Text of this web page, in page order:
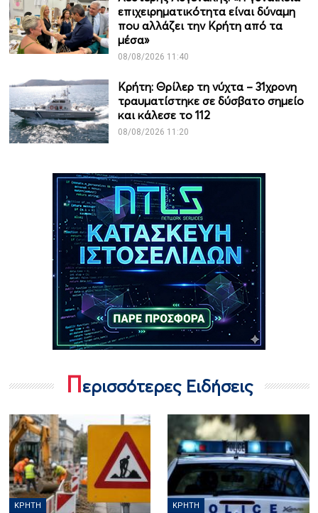
επιχειρηματικότητα είναι δύναμη
που αλλάζει την Κρήτη από τα
μέσα»
08/08/2026 11:40
Κρήτη: Θρίλερ τη νύχτα – 31χρονη
τραυματίστηκε σε δύσβατο σημείο
και κάλεσε το 112
08/08/2026 11:20
Περισσότερες Ειδήσεις
ΚΡΉΤΗ ΚΡΉΤΗ